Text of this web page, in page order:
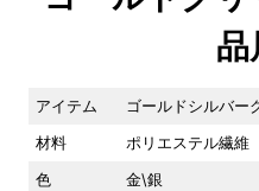
品
アイテム ゴールドシルバー
材料 ポリエステル繊維
色 金\銀